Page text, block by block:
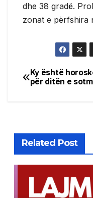
dhe 38 gradë.
zonat e përfshira
Post
Ky është
për ditën e
Related Post